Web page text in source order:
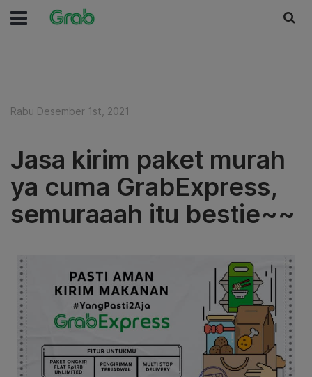
Rabu Desember 1st, 2021
Jasa kirim paket murah
ya cuma GrabExpress,
semuraaah itu bestie~~